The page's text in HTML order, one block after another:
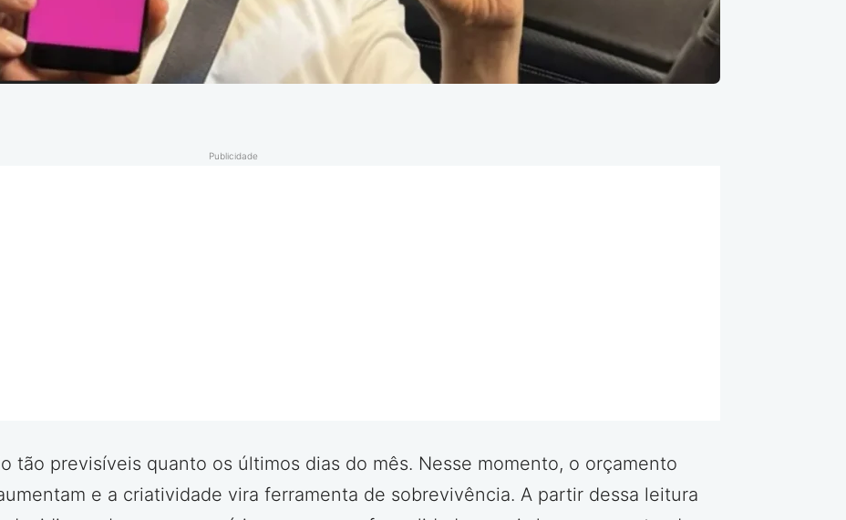
Publicidade
tão previsíveis quanto os últimos dias do mês. Nesse momento, o orçamento
e a criatividade vira ferramenta de sobrevivência. A partir dessa leitura